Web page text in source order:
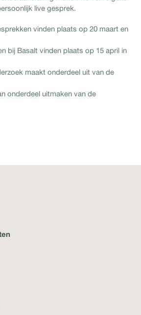
live gesprek.
vinden plaats op 20 maart en
bij Basalt vinden plaats op 15 april in
maakt onderdeel uit van de
onderdeel uitmaken van de